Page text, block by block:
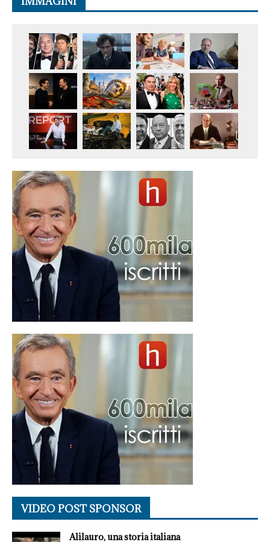
VIDEO POST SPONSOR
Alilauro, una storia italiana